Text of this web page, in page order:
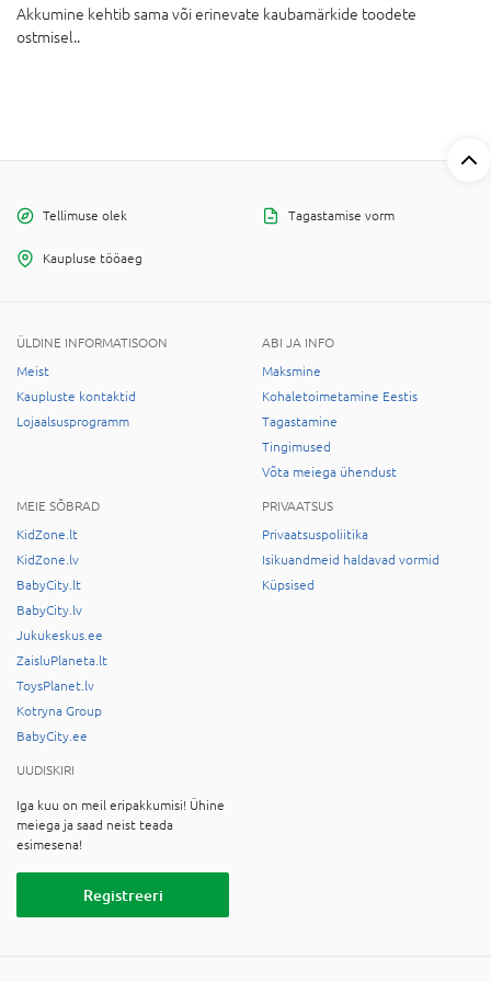
Akkumine kehtib sama või erinevate kaubamärkide toodete
ostmisel..
Tellimuse olek Tagastamise vorm
Kaupluse tööaeg
ÜLDINE INFORMATISOON
Meist
Kaupluste kontaktid
Lojaalsusprogramm
ABI JA INFO
Maksmine
Kohaletoimetamine Eestis
Tagastamine
Tingimused
Võta meiega ühendust
MEIE SÕBRAD
KidZone.lt
KidZone.lv
BabyCity.lt
BabyCity.lv
Jukukeskus.ee
ZaisluPlaneta.lt
ToysPlanet.lv
Kotryna Group
BabyCity.ee
PRIVAATSUS
Privaatsuspoliitika
Isikuandmeid haldavad vormid
Küpsised
UUDISKIRI
Iga kuu on meil eripakkumisi! Ühine
meiega ja saad neist teada
esimesena!
Registreeri